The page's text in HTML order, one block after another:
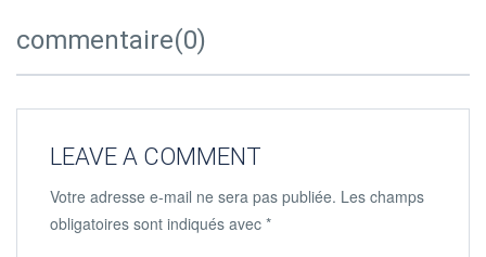
commentaire(0)
LEAVE A COMMENT
Votre adresse e-mail ne sera pas publiée. Les champs
obligatoires sont indiqués avec *